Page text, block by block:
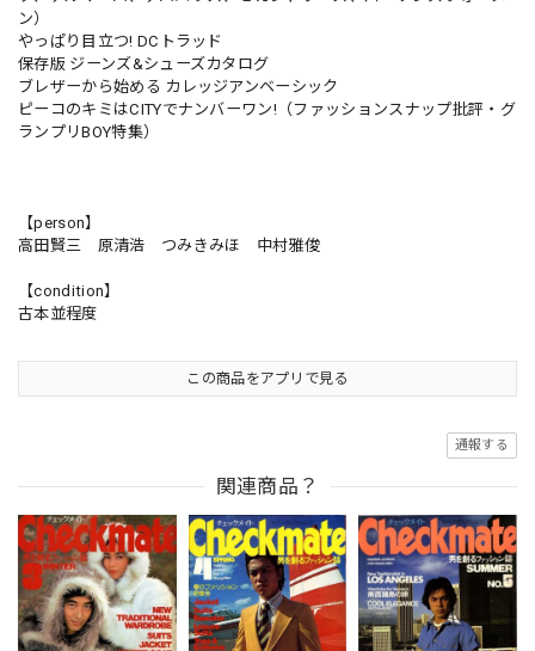
ン）
やっぱり目立つ! DCトラッド
保存版 ジーンズ&シューズカタログ
ブレザーから始める カレッジアンベーシック
ピーコのキミはCITYでナンバーワン!（ファッションスナップ批評・グ
ランプリBOY特集）
【person】
高田賢三 原清浩 つみきみほ 中村雅俊
【condition】
古本並程度
この商品をアプリで見る
通報する
関連商品？